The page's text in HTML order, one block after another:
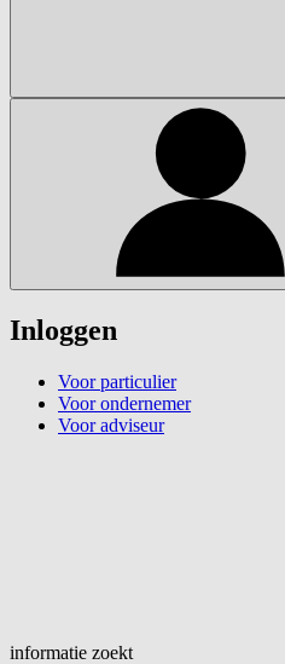
Inloggen
Voor particulier
Voor ondernemer
Voor adviseur
informatie zoekt